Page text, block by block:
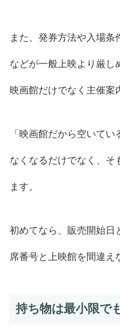
また、発券方法や入場
などが一般上映より厳し
映画館だけでなく主催案
「映画館だから空いて
なくなるだけでなく、そ
ます。
初めてなら、販売開始日
席番号と上映館を間違え
持ち物は最小限で